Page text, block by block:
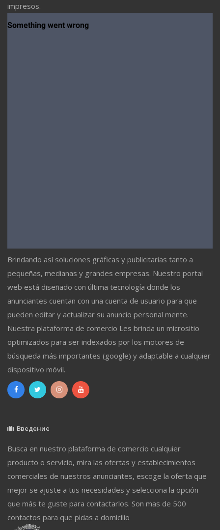
impresos.
Brindando así soluciones gráficas y publicitarias tanto a
pequeñas, medianas y grandes empresas. Nuestro portal
web está diseñado con última tecnología donde los
anunciantes cuentan con una cuenta de usuario para que
pueden editar y actualizar su anuncio personal mente.
Nuestra plataforma de comercio Les brinda un micrositio
optimizados para ser indexados por los motores de
búsqueda más importantes (google) y adaptable a cualquier
dispositivo móvil.
Введение
Busca en nuestro plataforma de comercio cualquier
producto o servicio, mira las ofertas y establecimientos
comerciales de nuestros anunciantes, escoge la oferta que
mejor se ajuste a tus necesidades y selecciona la opción
que más te guste para contactarlos. Son mas de 500
contactos para que pidas a domicilio